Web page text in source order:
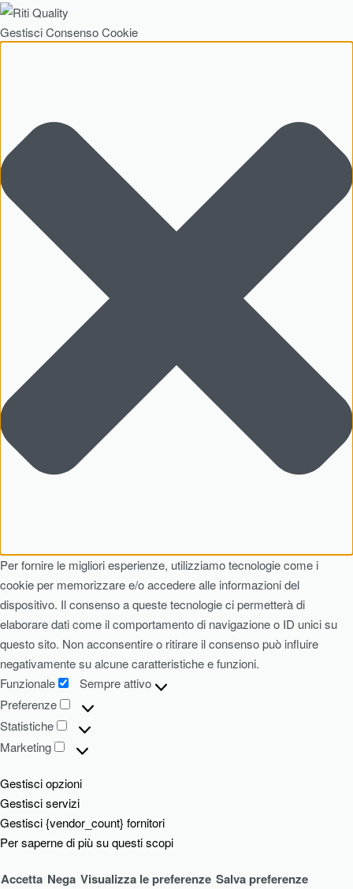
Gestisci Consenso Cookie
Per fornire le migliori esperienze, utilizziamo tecnologie come i
cookie per memorizzare e/o accedere alle informazioni del
dispositivo. Il consenso a queste tecnologie ci permetterà di
elaborare dati come il comportamento di navigazione o ID unici su
questo sito. Non acconsentire o ritirare il consenso può influire
negativamente su alcune caratteristiche e funzioni.
Funzionale
Sempre attivo
Preferenze
Statistiche
Marketing
Gestisci opzioni
Gestisci servizi
Gestisci {vendor_count} fornitori
Per saperne di più su questi scopi
Accetta Nega Visualizza le preferenze Salva preferenze